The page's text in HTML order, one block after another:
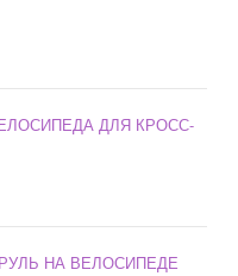
ДЛЯ КРОСС-
НА ВЕЛОСИПЕДЕ